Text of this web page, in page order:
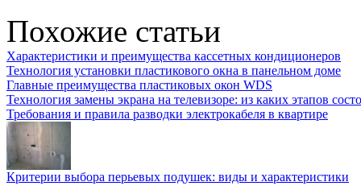
Похожие статьи
Характеристики и преимущества кассетных кондиционеров
Технология установки пластикового окна в панельном доме
Главные преимущества пластиковых окон WDS
Технология замены экрана на телевизоре: из каких этапов
Требования и правила разводки электрокабеля в квартире
Критерии выбора перьевых подушек: виды и характеристики